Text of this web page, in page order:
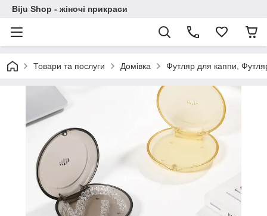
Biju Shop - жіночі прикраси
Товари та послуги Домівка Футляр для каппи,